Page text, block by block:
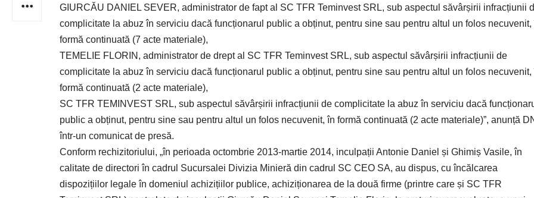
GIURCĂU DANIEL SEVER, administrator de fapt al SC TFR Teminvest SRL, sub aspectul săvârșirii infracțiunii
complicitate la abuz în serviciu dacă funcționarul public a obținut, pentru sine sau pentru altul un folos necuvenit,
formă continuată (7 acte materiale),
TEMELIE FLORIN, administrator de drept al SC TFR Teminvest SRL, sub aspectul săvârșirii infracțiunii de
complicitate la abuz în serviciu dacă funcționarul public a obținut, pentru sine sau pentru altul un folos necuvenit,
formă continuată (2 acte materiale),
SC TFR TEMINVEST SRL, sub aspectul săvârșirii infracțiunii de complicitate la abuz în serviciu dacă
public a obținut, pentru sine sau pentru altul un folos necuvenit, în formă continuată (2 acte materiale)”, anunță
într-un comunicat de presă.
Conform rechizitoriului, „în perioada octombrie 2013-martie 2014, inculpații Antonie Daniel și Ghimiș Vasile, în
calitate de directori în cadrul Sucursalei Divizia Minieră din cadrul SC CEO SA, au dispus, cu încălcarea
dispozițiilor legale în domeniul achizițiilor publice, achiziționarea de la două firme (printre care și SC TFR